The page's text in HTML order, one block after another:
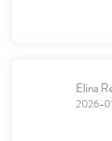
Elina
2026-